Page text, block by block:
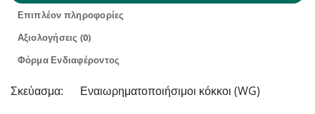
Επιπλέον πληροφορίες
Αξιολογήσεις (0)
Φόρμα Ενδιαφέροντος
Σκεύασμα: Εναιωρηματοποιήσιμοι κόκκοι (WG)